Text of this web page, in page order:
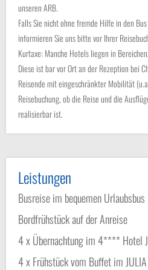
unseren ARB.
Falls Sie nicht ohne fremde Hilfe in den
informieren Sie uns bitte vor Ihrer
Kurtaxe: Manche Hotels liegen in
Diese ist bar vor Ort an der Rezeption bei
Reisende mit eingeschränkter Mobilität
Reisebuchung, ob die Reise und die
realisierbar ist.
Leistungen
Busreise im bequemen Urlaubsbus
Bordfrühstück auf der Anreise
4 x Übernachtung im 4**** Hotel
4 x Frühstück vom Buffet im JULIA